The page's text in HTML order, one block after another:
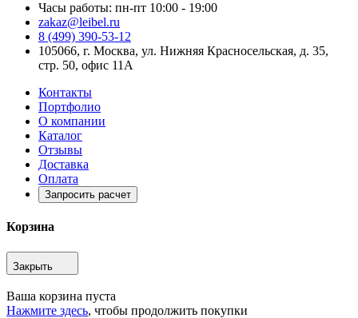
Часы работы: пн-пт 10:00 - 19:00
zakaz@leibel.ru
8 (499) 390-53-12
105066, г. Москва, ул. Нижняя Красносельская, д. 35,
стр. 50, офис 11А
Контакты
Портфолио
О компании
Каталог
Отзывы
Доставка
Оплата
Запросить расчет
Корзина
Закрыть
Ваша корзина пуста
Нажмите здесь, чтобы продолжить покупки